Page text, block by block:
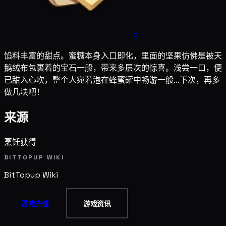
2
馅料丰富的甜点。蜜糖本身入口即化，里面的坚果仿佛是被天
鹅绒布包裹着的宝石一般，带来多层次的惊喜。浅尝一口，便
已甜入心坎，整个人宛若泡在蜂蜜罐中畅游一般…下次，再多
做几块吧！
来源
烹饪获得
BITTOPUP WIKI
BitTopup Wiki
游戏充值 游戏资讯